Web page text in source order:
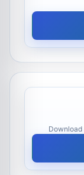
Download